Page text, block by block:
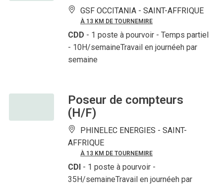
GSF OCCITANIA - SAINT-AFFRIQUE
À 13 KM DE TOURNEMIRE
CDD - 1 poste à pourvoir - Temps partiel
- 10H/semaineTravail en journéeh par
semaine
Poseur de compteurs
(H/F)
PHINELEC ENERGIES - SAINT-
AFFRIQUE
À 13 KM DE TOURNEMIRE
CDI - 1 poste à pourvoir -
35H/semaineTravail en journéeh par